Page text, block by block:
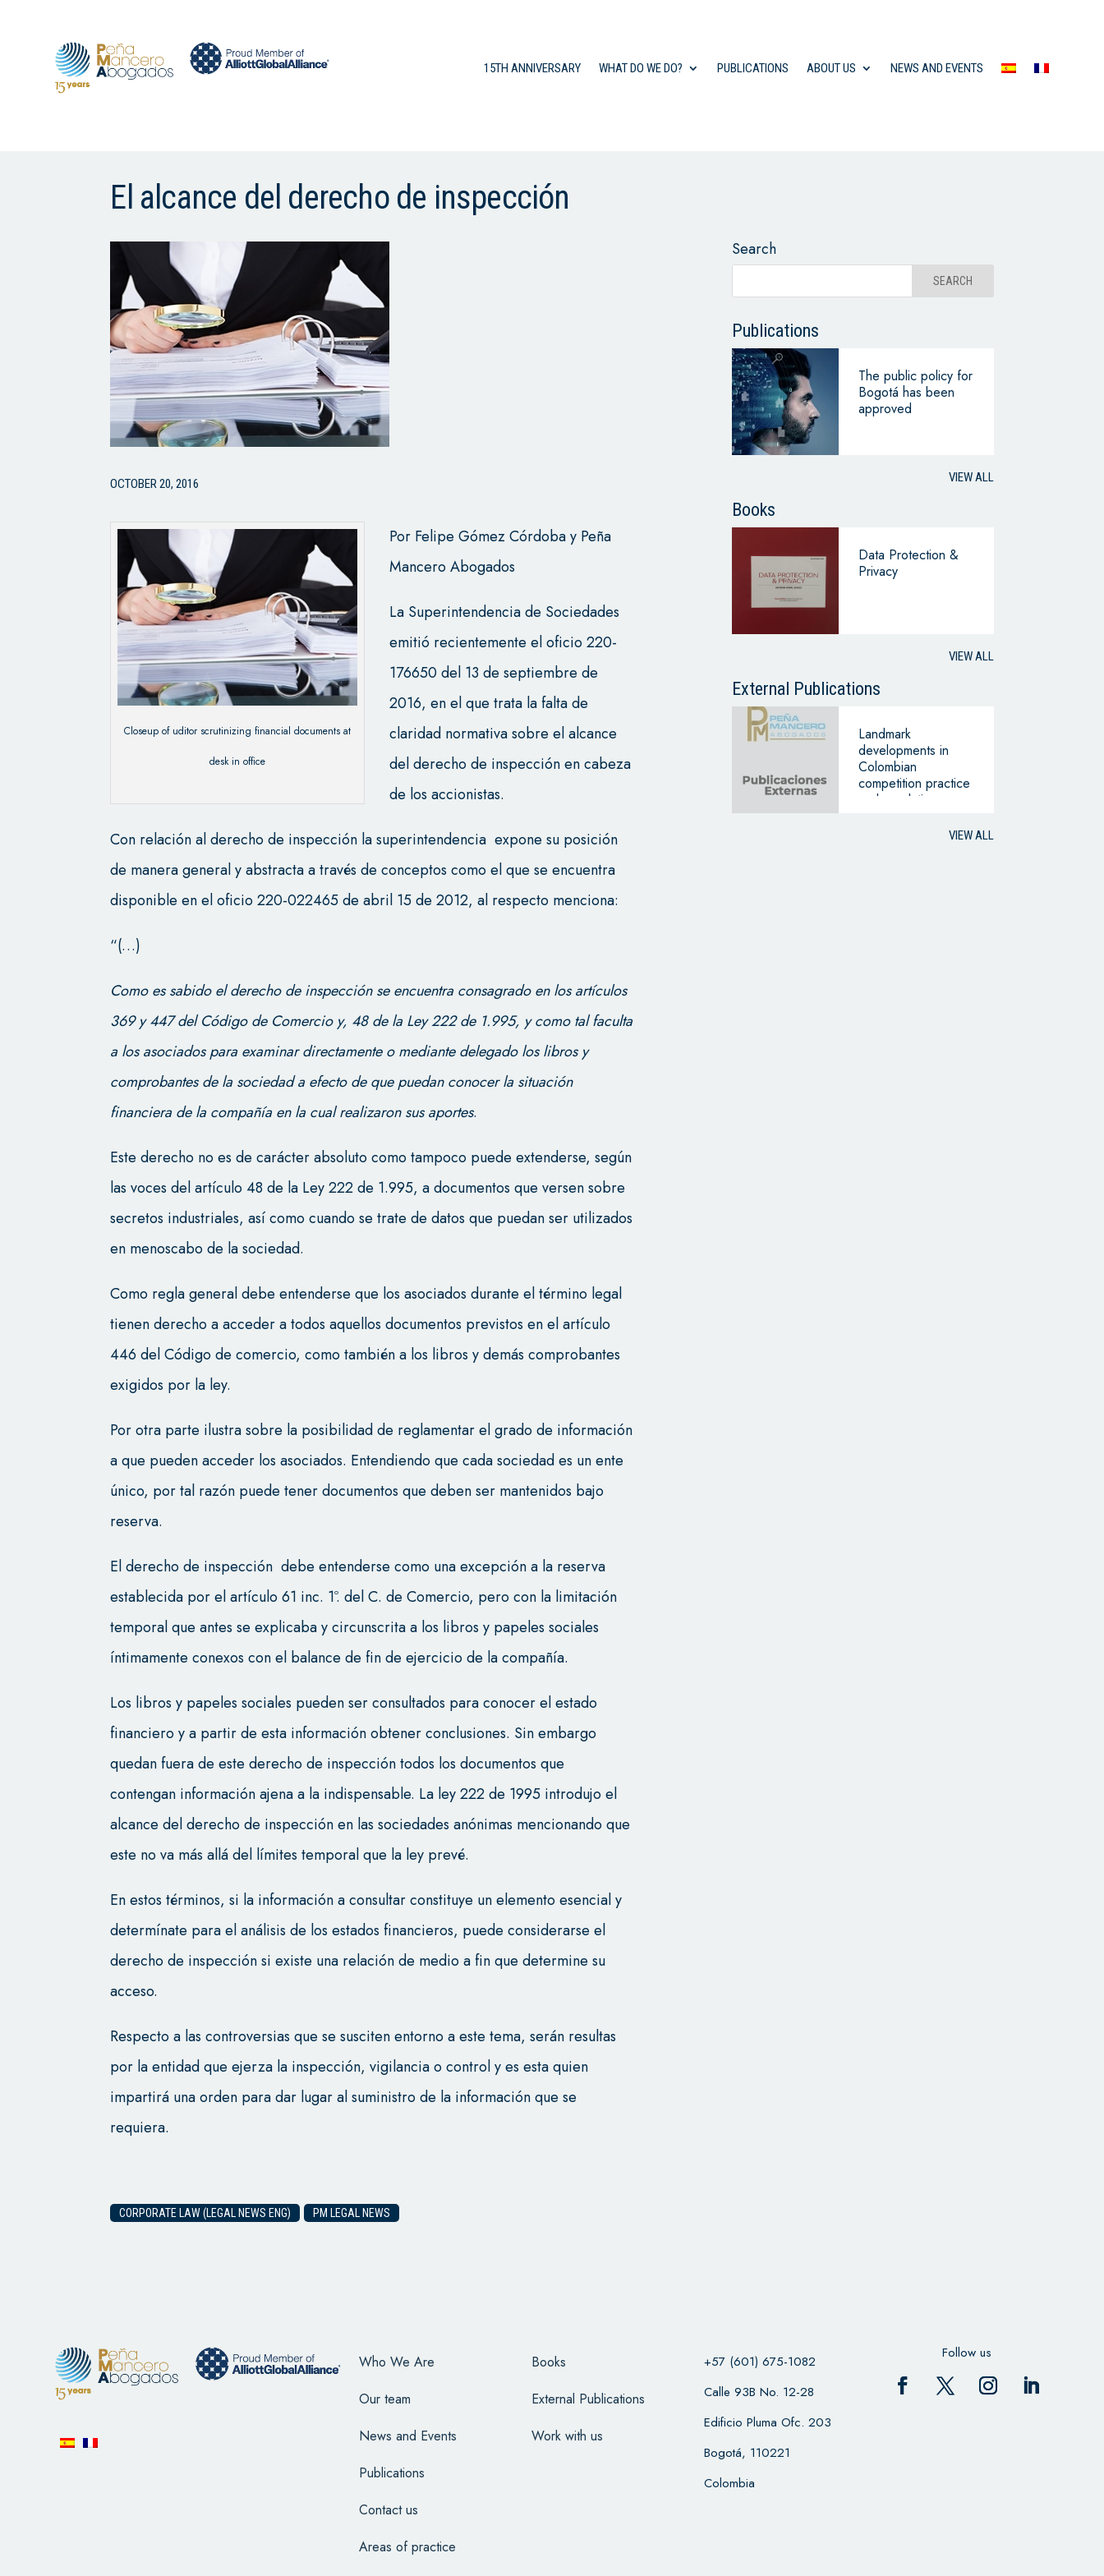
15TH ANNIVERSARY WHAT DO WE DO? PUBLICATIONS ABOUT US NEWS AND EVENTS
El alcance del derecho de inspección
OCTOBER 20, 2016
Closeup of uditor scrutinizing financial documents at
desk in office
Por Felipe Gómez Córdoba y Peña
Mancero Abogados
La Superintendencia de Sociedades
emitió recientemente el oficio 220-
176650 del 13 de septiembre de
2016, en el que trata la falta de
claridad normativa sobre el alcance
del derecho de inspección en cabeza
de los accionistas.
Con relación al derecho de inspección la superintendencia expone su posición
de manera general y abstracta a través de conceptos como el que se encuentra
disponible en el oficio 220-022465 de abril 15 de 2012, al respecto menciona:
“(…)
Como es sabido el derecho de inspección se encuentra consagrado en los artículos
369 y 447 del Código de Comercio y, 48 de la Ley 222 de 1.995, y como tal faculta
a los asociados para examinar directamente o mediante delegado los libros y
comprobantes de la sociedad a efecto de que puedan conocer la situación
financiera de la compañía en la cual realizaron sus aportes.
Este derecho no es de carácter absoluto como tampoco puede extenderse, según
las voces del artículo 48 de la Ley 222 de 1.995, a documentos que versen sobre
secretos industriales, así como cuando se trate de datos que puedan ser utilizados
en menoscabo de la sociedad.
Como regla general debe entenderse que los asociados durante el término legal
tienen derecho a acceder a todos aquellos documentos previstos en el artículo
446 del Código de comercio, como también a los libros y demás comprobantes
exigidos por la ley.
Por otra parte ilustra sobre la posibilidad de reglamentar el grado de información
a que pueden acceder los asociados. Entendiendo que cada sociedad es un ente
único, por tal razón puede tener documentos que deben ser mantenidos bajo
reserva.
El derecho de inspección debe entenderse como una excepción a la reserva
establecida por el artículo 61 inc. 1º. del C. de Comercio, pero con la limitación
temporal que antes se explicaba y circunscrita a los libros y papeles sociales
íntimamente conexos con el balance de fin de ejercicio de la compañía.
Los libros y papeles sociales pueden ser consultados para conocer el estado
financiero y a partir de esta información obtener conclusiones. Sin embargo
quedan fuera de este derecho de inspección todos los documentos que
contengan información ajena a la indispensable. La ley 222 de 1995 introdujo el
alcance del derecho de inspección en las sociedades anónimas mencionando que
este no va más allá del límites temporal que la ley prevé.
En estos términos, si la información a consultar constituye un elemento esencial y
determínate para el análisis de los estados financieros, puede considerarse el
derecho de inspección si existe una relación de medio a fin que determine su
acceso.
Respecto a las controversias que se susciten entorno a este tema, serán resultas
por la entidad que ejerza la inspección, vigilancia o control y es esta quien
impartirá una orden para dar lugar al suministro de la información que se
requiera.
CORPORATE LAW (LEGAL NEWS ENG) PM LEGAL NEWS
Search
Publications
The public policy for
Bogotá has been
approved
VIEW ALL
Books
Data Protection &
Privacy
VIEW ALL
External Publications
Landmark
developments in
Colombian
competition practice
and regulation
VIEW ALL
Who We Are
Our team
News and Events
Publications
Contact us
Areas of practice
Books
External Publications
Work with us
+57 (601) 675-1082
Calle 93B No. 12-28
Edificio Pluma Ofc. 203
Bogotá, 110221
Colombia
Follow us